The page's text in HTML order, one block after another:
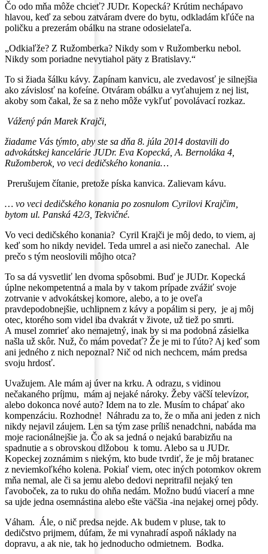
Čo odo mňa môže chcieť? JUDr. Kopecká? Krútim nechápavo
hlavou, keď za sebou zatváram dvere do bytu, odkladám kľúče na
poličku a prezerám obálku na strane odosielateľa.
„Odkiaľže? Z Ružomberka? Nikdy som v Ružomberku nebol.
Nikdy som poriadne nevytiahol päty z Bratislavy.“
To si žiada šálku kávy. Zapínam kanvicu, ale zvedavosť je silnejšia
ako závislosť na kofeíne. Otváram obálku a vyťahujem z nej list,
akoby som čakal, že sa z neho môže vykľuť povolávací rozkaz.
Vážený pán Marek Krajči,
žiadame Vás týmto, aby ste sa dňa 8. júla 2014 dostavili do
advokátskej kancelárie JUDr. Eva Kopecká, A. Bernoláka 4,
Ružomberok, vo veci dedičského konania…
Prerušujem čítanie, pretože píska kanvica. Zalievam kávu.
… vo veci dedičského konania po zosnulom Cyrilovi Krajčim,
bytom ul. Panská 42/3, Tekvičné.
Vo veci dedičského konania? Cyril Krajči je môj dedo, to viem, aj
keď som ho nikdy nevidel. Teda umrel a asi niečo zanechal. Ale
prečo s tým neoslovili môjho otca?
To sa dá vysvetliť len dvoma spôsobmi. Buď je JUDr. Kopecká
úplne nekompetentná a mala by v takom prípade zvážiť svoje
zotrvanie v advokátskej komore, alebo, a to je oveľa
pravdepodobnejšie, uchlipnem z kávy a popálim si pery, je aj môj
otec, ktorého som videl iba dvakrát v živote, už tiež po smrti.
A musel zomrieť ako nemajetný, inak by si ma podobná zásielka
našla už skôr. Nuž, čo mám povedať? Že je mi to ľúto? Aj keď som
ani jedného z nich nepoznal? Nič od nich nechcem, mám predsa
svoju hrdosť.
Uvažujem. Ale mám aj úver na krku. A odrazu, s vidinou
nečakaného príjmu, mám aj nejaké nároky. Žeby väčší televízor,
alebo dokonca nové auto? Idem na to zle. Musím to chápať ako
kompenzáciu. Rozhodne! Náhradu za to, že o mňa ani jeden z nich
nikdy nejavil záujem. Len sa tým zase príliš nenadchni, nabáda ma
moje racionálnejšie ja. Čo ak sa jedná o nejakú barabizňu na
spadnutie a s obrovskou dlžobou k tomu. Alebo sa u JUDr.
Kopeckej zoznámim s niekým, kto bude tvrdiť, že je môj bratanec
z neviemkoľkého kolena. Pokiaľ viem, otec iných potomkov okrem
mňa nemal, ale či sa jemu alebo dedovi nepritrafil nejaký ten
ľavoboček, za to ruku do ohňa nedám. Možno budú viacerí a mne
sa ujde jedna osemnástina alebo ešte väčšia -ina nejakej ornej pôdy.
Váham. Ále, o nič predsa nejde. Ak budem v pluse, tak to
dedičstvo prijmem, dúfam, že mi vynahradí aspoň náklady na
dopravu, a ak nie, tak ho jednoducho odmietnem. Bodka.